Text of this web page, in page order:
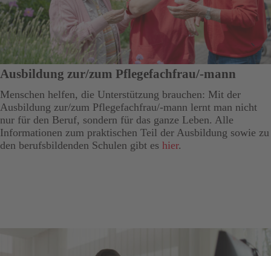
Ausbildung zur/zum Pflegefachfrau/-mann
Menschen helfen, die Unterstützung brauchen: Mit der
Ausbildung zur/zum Pflegefachfrau/-mann lernt man nicht
nur für den Beruf, sondern für das ganze Leben. Alle
Informationen zum praktischen Teil der Ausbildung sowie zu
den berufsbildenden Schulen gibt es hier.